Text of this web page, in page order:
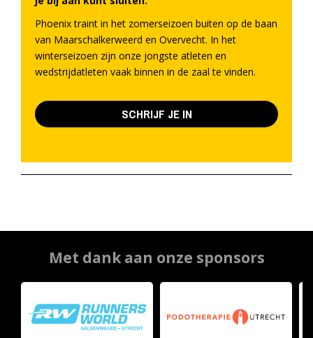
Phoenix traint in het zomerseizoen buiten op de baan
van Maarschalkerweerd en Overvecht. In het
winterseizoen zijn onze jongste atleten en
wedstrijdatleten vaak binnen in de zaal te vinden.
SCHRIJF JE IN
Met dank aan onze sponsors